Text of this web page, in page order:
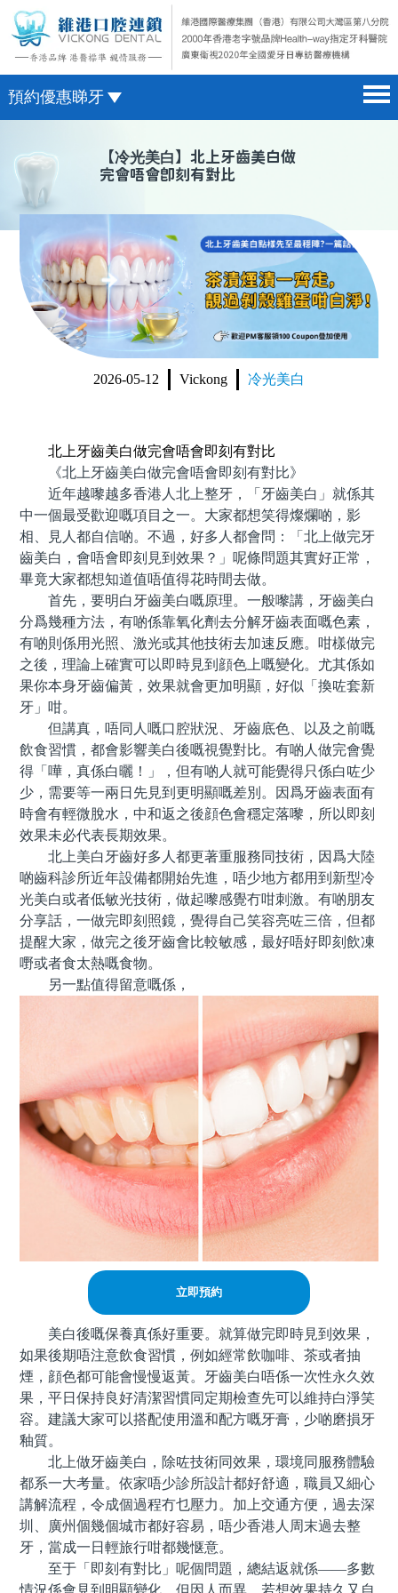
預約優惠睇牙
醫院簡介 hospital introduction
醫生介紹 doctor introduction
醫療新聞 medical news
種植牙 dental implant
箍牙 orthodontics
收費標準 change standard
微信預約
WhatsApp預約
【冷光美白】北上牙齒美白做
完會唔會即刻有對比
2026-05-12 Vickong 冷光美白
北上牙齒美白做完會唔會即刻有對比
《北上牙齒美白做完會唔會即刻有對比》
近年越嚟越多香港人北上整牙，「牙齒美白」就係其
中一個最受歡迎嘅項目之一。大家都想笑得燦爛啲，影
相、見人都自信啲。不過，好多人都會問：「北上做完牙
齒美白，會唔會即刻見到效果？」呢條問題其實好正常，
畢竟大家都想知道值唔值得花時間去做。
首先，要明白牙齒美白嘅原理。一般嚟講，牙齒美白
分爲幾種方法，有啲係靠氧化劑去分解牙齒表面嘅色素，
有啲則係用光照、激光或其他技術去加速反應。咁樣做完
之後，理論上確實可以即時見到顔色上嘅變化。尤其係如
果你本身牙齒偏黃，效果就會更加明顯，好似「換咗套新
牙」咁。
但講真，唔同人嘅口腔狀況、牙齒底色、以及之前嘅
飲食習慣，都會影響美白後嘅視覺對比。有啲人做完會覺
得「嘩，真係白曬！」，但有啲人就可能覺得只係白咗少
少，需要等一兩日先見到更明顯嘅差別。因爲牙齒表面有
時會有輕微脫水，中和返之後顔色會穩定落嚟，所以即刻
效果未必代表長期效果。
北上美白牙齒好多人都更著重服務同技術，因爲大陸
啲齒科診所近年設備都開始先進，唔少地方都用到新型冷
光美白或者低敏光技術，做起嚟感覺冇咁刺激。有啲朋友
分享話，一做完即刻照鏡，覺得自己笑容亮咗三倍，但都
提醒大家，做完之後牙齒會比較敏感，最好唔好即刻飲凍
嘢或者食太熱嘅食物。
另一點值得留意嘅係，
立即預約
美白後嘅保養真係好重要。就算做完即時見到效果，
如果後期唔注意飲食習慣，例如經常飲咖啡、茶或者抽
煙，顔色都可能會慢慢返黃。牙齒美白唔係一次性永久效
果，平日保持良好清潔習慣同定期檢查先可以維持白淨笑
容。建議大家可以搭配使用溫和配方嘅牙膏，少啲磨損牙
釉質。
北上做牙齒美白，除咗技術同效果，環境同服務體驗
都系一大考量。依家唔少診所設計都好舒適，職員又細心
講解流程，令成個過程冇乜壓力。加上交通方便，過去深
圳、廣州個幾個城市都好容易，唔少香港人周末過去整
牙，當成一日輕旅行咁都幾惬意。
至于「即刻有對比」呢個問題，總結返就係——多數